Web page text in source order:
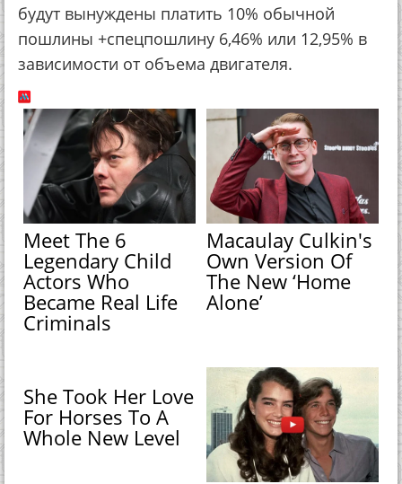
будут вынуждены платить 10% обычной
пошлины +спецпошлину 6,46% или 12,95% в
зависимости от объема двигателя.
Meet The 6
Legendary Child
Actors Who
Became Real Life
Criminals
Macaulay Culkin's
Own Version Of
The New ‘Home
Alone’
She Took Her Love
For Horses To A
Whole New Level